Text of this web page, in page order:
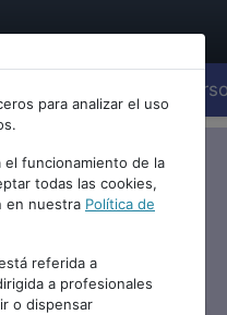
para analizar el uso
el funcionamiento de la
todas las cookies,
en nuestra Política de
referida a
a profesionales
o dispensar